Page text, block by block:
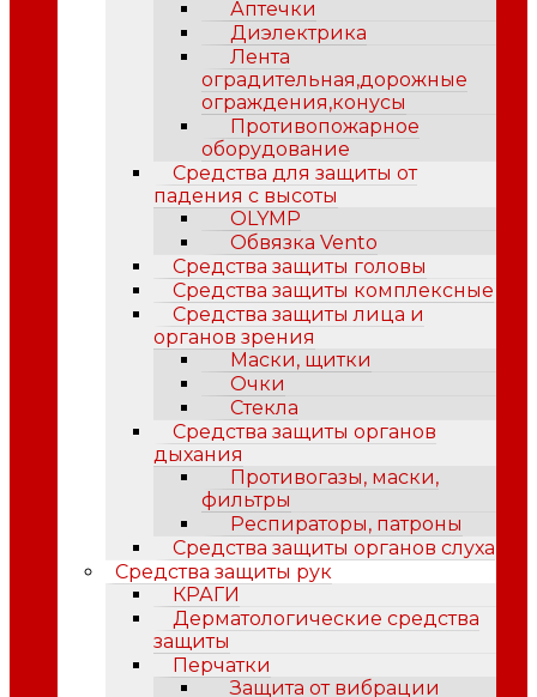
Аптечки
Диэлектрика
Лента
оградительная,дорожные
ограждения,конусы
Противопожарное
оборудование
Средства для защиты от
падения с высоты
OLYMP
Обвязка Vento
Средства защиты головы
Средства защиты комплексные
Средства защиты лица и
органов зрения
Маски, щитки
Очки
Стекла
Средства защиты органов
дыхания
Противогазы, маски,
фильтры
Респираторы, патроны
Средства защиты органов слуха
Средства защиты рук
КРАГИ
Дерматологические средства
защиты
Перчатки
Защита от вибрации